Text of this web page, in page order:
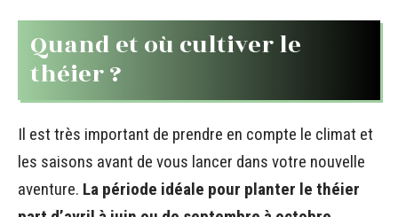
Quand et où cultiver le
théier ?
Il est très important de prendre en compte le climat et
les saisons avant de vous lancer dans votre nouvelle
aventure. La période idéale pour planter le théier